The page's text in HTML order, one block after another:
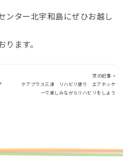
ンター北宇和島にぜひお越し
ます。
次の記事 >
ケアプラス三津 リハビリ便り エアホッケ
ーで楽しみながらリハビリをしよう